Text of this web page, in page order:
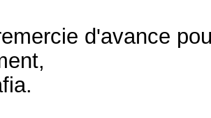
d'avance